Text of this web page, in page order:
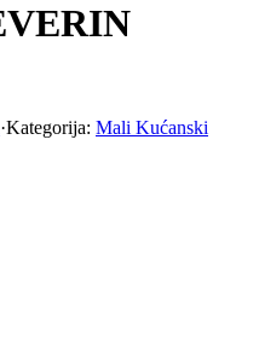
·Kategorija: Mali Kućanski